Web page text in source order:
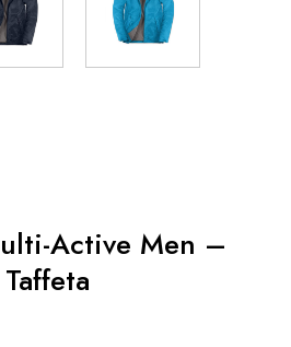
Active Men –